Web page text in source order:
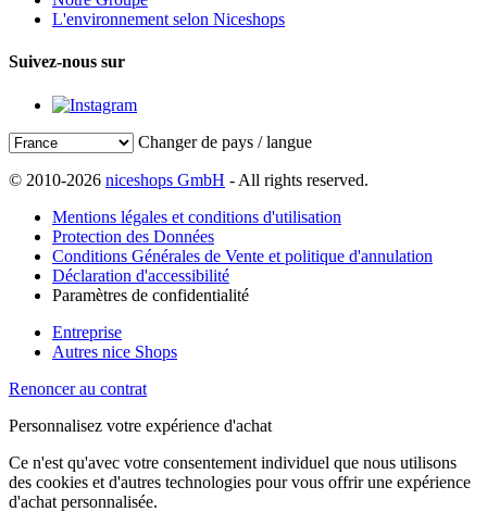
L'environnement selon Niceshops
Suivez-nous sur
Changer de pays / langue
© 2010-2026 niceshops GmbH - All rights reserved.
Mentions légales et conditions d'utilisation
Protection des Données
Conditions Générales de Vente et politique d'annulation
Déclaration d'accessibilité
Paramètres de confidentialité
Entreprise
Autres nice Shops
Renoncer au contrat
Personnalisez votre expérience d'achat
Ce n'est qu'avec votre consentement individuel que nous utilisons
des cookies et d'autres technologies pour vous offrir une expérience
d'achat personnalisée.